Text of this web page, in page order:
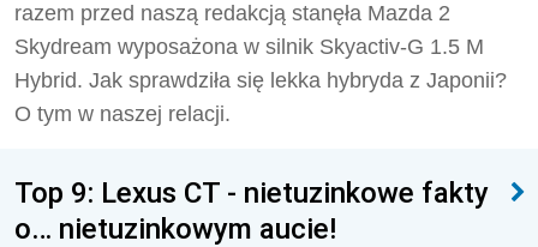
razem przed naszą redakcją stanęła Mazda 2
Skydream wyposażona w silnik Skyactiv-G 1.5 M
Hybrid. Jak sprawdziła się lekka hybryda z Japonii?
O tym w naszej relacji.
Top 9: Lexus CT - nietuzinkowe fakty
o… nietuzinkowym aucie!